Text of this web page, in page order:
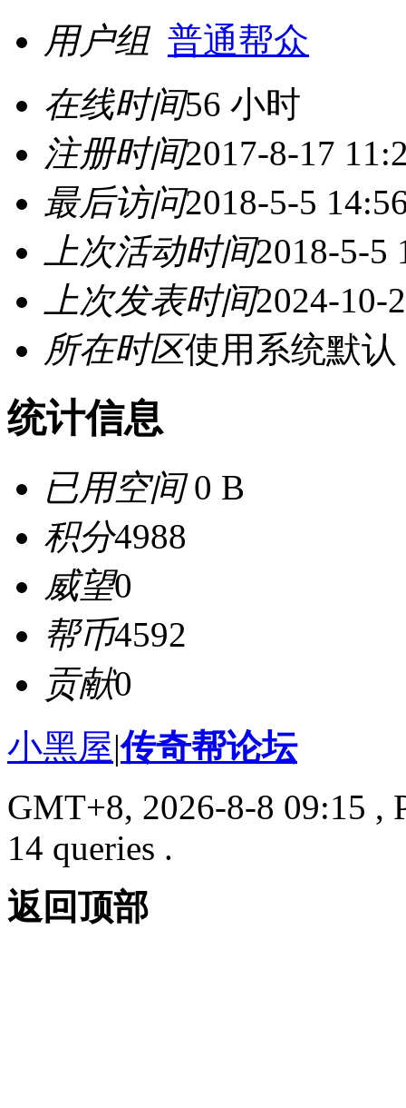
用户组 普通帮众
在线时间56 小时
注册时间2017-8-17
最后访问2018-5-5
上次活动时间2018-5-5
上次发表时间2024-10-
所在时区使用系统默认
统计信息
已用空间0 B
积分4988
威望0
帮币4592
贡献0
小黑屋|传奇帮论坛
GMT+8, 2026-8-8 09:15 ,
14 queries .
返回顶部